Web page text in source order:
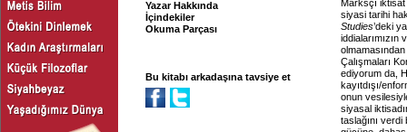
Yazar Hakkında
İçindekiler
Okuma Parçası
Bu kitabı arkadaşına tavsiye et
Marksçı iktisat
siyasi tarihi
Studies’deki
Çalışmaları
ediyorum da,
kayıtdışı/
onun
siyasal
taslağını